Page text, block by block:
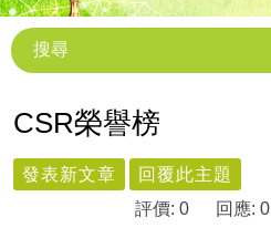
搜尋
CSR榮譽榜
發表新文章
回覆此主題
評價: 0
回應: 0